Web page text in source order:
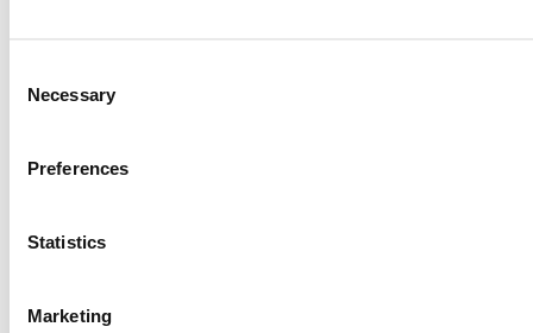
Selection
Necessary
Preferences
Statistics
Marketing
PROGRAMA SILVIO